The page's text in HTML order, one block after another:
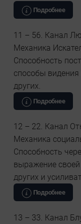
Подробнее
11 – 56. Канал
Механика
Способность
способы
других.
Подробнее
12 – 22. Канал
Механика
Способность
выражение
других и
Подробнее
13 – 33. Канал